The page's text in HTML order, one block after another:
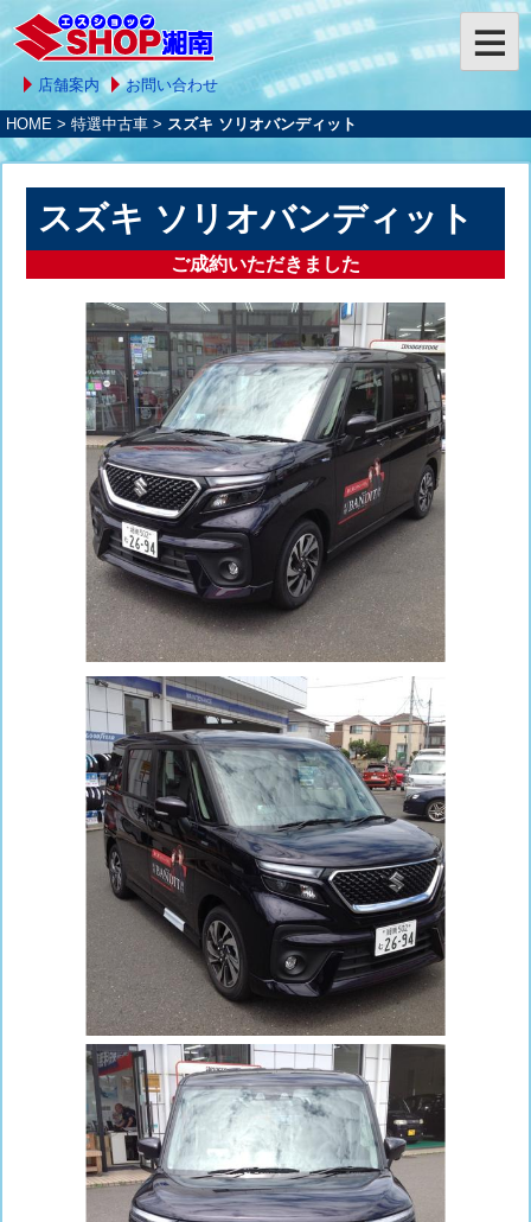
店舗案内 お問い合わせ
HOME > 特選中古車 > スズキ ソリオバンディット
スズキ ソリオバンディット
ご成約いただきました